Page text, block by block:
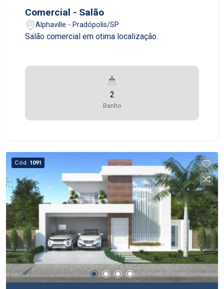
Comercial - Salão
Alphaville - Pradópolis/SP
Salão comercial em otima localização.
2
Banho
Cód. 1091